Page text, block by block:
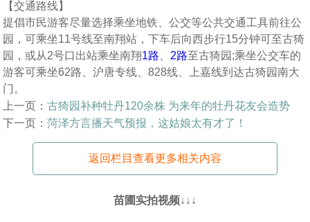
【交通路线】
提倡市民游客尽量选择乘坐地铁、公交等公共交通工具前往公
园，可乘坐11号线至南翔站，下车后向西步行15分钟可至古猗
园，或从2号口出站乘坐南翔1路 2路至古猗园;乘坐公交车的
游客可乘坐62路、沪唐专线、828线、上嘉线到达古猗园南大
门。
上一页：古猗园补种牡丹120余株 为来年的牡丹花友会造势
下一页：菏泽方言播天气预报，这姑娘太有才了！
返回栏目查看更多相关内容
苗圃实拍视频↓↓↓